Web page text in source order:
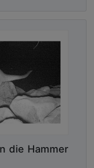
die Hammer